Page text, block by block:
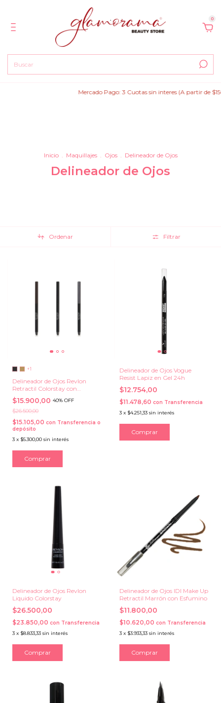
0
Mercado Pago: 3 Cuotas sin interes (A partir de
Inicio . Maquillajes . Ojos . Delineador de Ojos
Delineador de Ojos
Ordenar Filtrar
+1
Delineador de Ojos Revlon
Retractil Colorstay con
Difuminador.
$15.900,00 40% OFF
$26.500,00
$15.105,00 con Transferencia o
depósito
3 x $5.300,00 sin interés
Comprar
Delineador de Ojos Vogue
Resist Lapiz en Gel 24h
$12.754,00
$11.478,60 con Transferencia
3 x $4.251,33 sin interés
Delineador de Ojos Revlon
Liquido Colorstay
$26.500,00
$23.850,00 con Transferencia
3 x $8.833,33 sin interés
Delineador de Ojos IDI Make Up
Retractil Marrón con Esfumino
$11.800,00
$10.620,00 con Transferencia
3 x $3.933,33 sin interés